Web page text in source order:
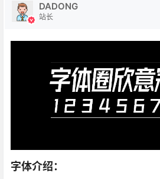
DADONG
站长
字体介绍：